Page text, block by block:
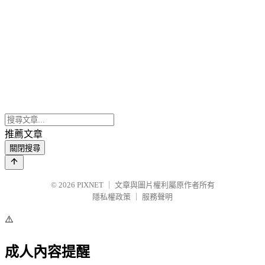
推薦文章
關閉搜尋
© 2026 PIXNET
文章與圖片權利屬原作者所有
隱私權政策
服務聲明
⚠️
成人內容提醒